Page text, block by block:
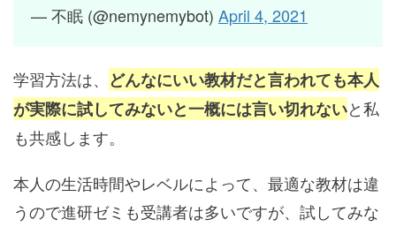
— 不眠 (@nemynemybot) April 4, 2021
学習方法は、
どんなにいい教材だと言われても本人
が実際に試してみないと一概には言い切れないと私
も共感します。
本人の生活時間やレベルによって、最適な教材は違
うので進研ゼミも受講者は多いですが、試してみな